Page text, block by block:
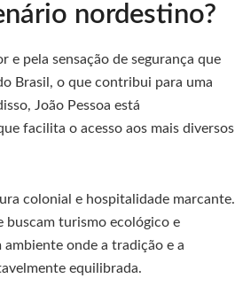
nordestino?
e pela sensação de segurança que
Brasil, o que contribui para uma
João Pessoa está
facilita o acesso aos mais diversos
colonial e hospitalidade marcante.
buscam turismo ecológico e
onde a tradição e a
equilibrada.